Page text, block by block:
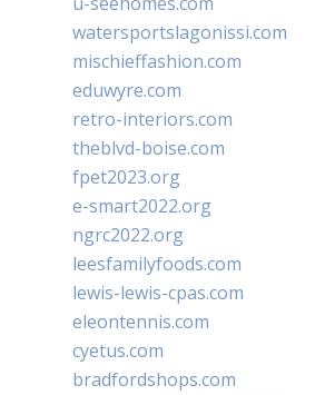
watersportslagonissi.com
mischieffashion.com
eduwyre.com
retro-interiors.com
theblvd-boise.com
fpet2023.org
e-smart2022.org
ngrc2022.org
leesfamilyfoods.com
lewis-lewis-cpas.com
eleontennis.com
cyetus.com
bradfordshops.com